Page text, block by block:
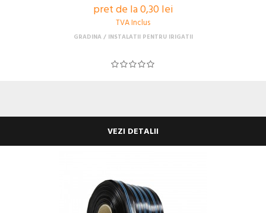
pret de la 0,30 lei
TVA Inclus
GRADINA INSTALATII PENTRU IRIGATII
VEZI DETALII